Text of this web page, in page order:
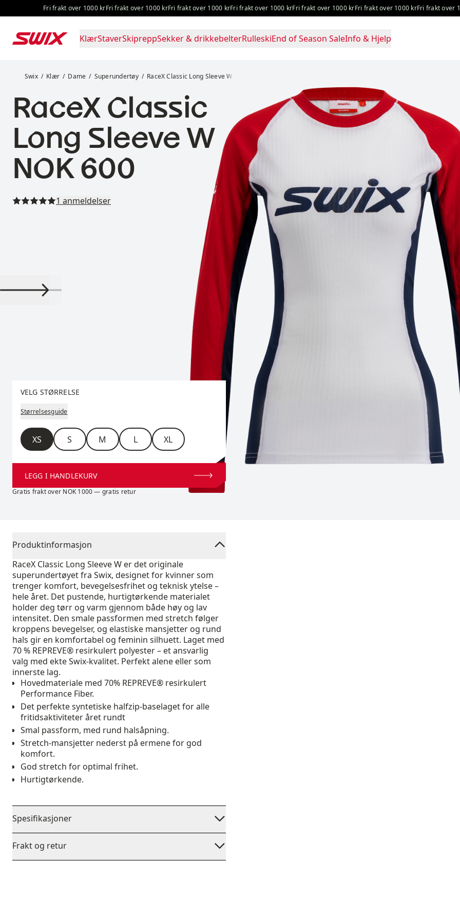
Hopp til innhold
Fri frakt over 1000 krFri frakt over 1000 krFri frakt over 1000 krFri frakt over 1000 krFri frakt over 1000 krFri frakt over 1000 krFri frakt over 1000
KlærStaverSkipreppSekker & drikkebelterRulleskiEnd of Season SaleInfo & Hjelp
Swix Klær Dame Superundertøy RaceX Classic Long Sleeve W
RaceX Classic
Long Sleeve W
Pris:
NOK 600
Les alle anmeldelser
1 anmeldelser
VELG STØRRELSE
Størrelsesguide
Størrelse
XS S M L XL
LEGG I HANDLEKURV
Gratis frakt over NOK 1000 — gratis retur
Produktinformasjon
RaceX Classic Long Sleeve W er det originale
superundertøyet fra Swix, designet for kvinner som
trenger komfort, bevegelsesfrihet og teknisk ytelse –
hele året. Det pustende, hurtigtørkende materialet
holder deg tørr og varm gjennom både høy og lav
intensitet. Den smale passformen med stretch følger
kroppens bevegelser, og elastiske mansjetter og rund
hals gir en komfortabel og feminin silhuett. Laget med
70 % REPREVE® resirkulert polyester – et ansvarlig
valg med ekte Swix-kvalitet. Perfekt alene eller som
innerste lag.
Hovedmateriale med 70% REPREVE® resirkulert
Performance Fiber.
Det perfekte syntetiske halfzip-baselaget for alle
fritidsaktiviteter året rundt
Smal passform, med rund halsåpning.
Stretch-mansjetter nederst på ermene for god
komfort.
God stretch for optimal frihet.
Hurtigtørkende.
Spesifikasjoner
Frakt og retur